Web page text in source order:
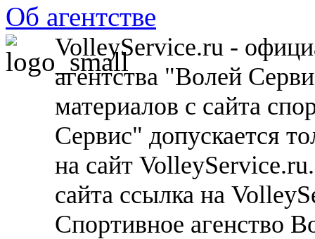
Об агентстве
VolleyService.ru -
агентства "Волей
материалов с сайта
Сервис" допускается
на сайт
сайта ссылка на
Спортивное агенство